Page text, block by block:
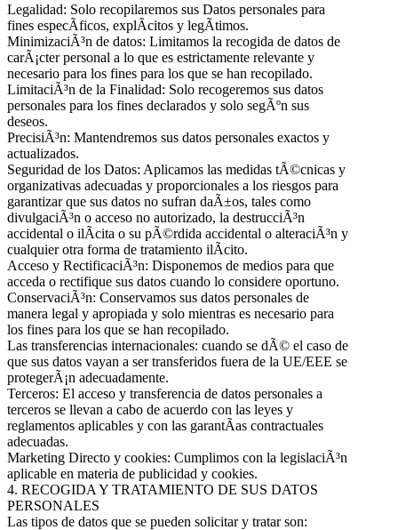
Legalidad: Solo recopilaremos sus Datos personales para
fines especÃ­ficos, explÃ­citos y legÃ­timos.
MinimizaciÃ³n de datos: Limitamos la recogida de datos de
carÃ¡cter personal a lo que es estrictamente relevante y
necesario para los fines para los que se han recopilado.
LimitaciÃ³n de la Finalidad: Solo recogeremos sus datos
personales para los fines declarados y solo segÃºn sus
deseos.
PrecisiÃ³n: Mantendremos sus datos personales exactos y
actualizados.
Seguridad de los Datos: Aplicamos las medidas tÃ©cnicas y
organizativas adecuadas y proporcionales a los riesgos para
garantizar que sus datos no sufran daÃ±os, tales como
divulgaciÃ³n o acceso no autorizado, la destrucciÃ³n
accidental o ilÃ­cita o su pÃ©rdida accidental o alteraciÃ³n y
cualquier otra forma de tratamiento ilÃ­cito.
Acceso y RectificaciÃ³n: Disponemos de medios para que
acceda o rectifique sus datos cuando lo considere oportuno.
ConservaciÃ³n: Conservamos sus datos personales de
manera legal y apropiada y solo mientras es necesario para
los fines para los que se han recopilado.
Las transferencias internacionales: cuando se dÃ© el caso de
que sus datos vayan a ser transferidos fuera de la UE/EEE se
protegerÃ¡n adecuadamente.
Terceros: El acceso y transferencia de datos personales a
terceros se llevan a cabo de acuerdo con las leyes y
reglamentos aplicables y con las garantÃ­as contractuales
adecuadas.
Marketing Directo y cookies: Cumplimos con la legislaciÃ³n
aplicable en materia de publicidad y cookies.
4. RECOGIDA Y TRATAMIENTO DE SUS DATOS
PERSONALES
Las tipos de datos que se pueden solicitar y tratar son: